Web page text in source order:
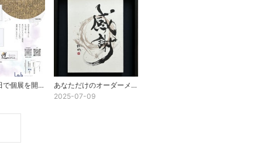
ふるさと酒田で個展を開催します〜福にのる〜
あなただけのオーダーメイド承ります
2025-07-09